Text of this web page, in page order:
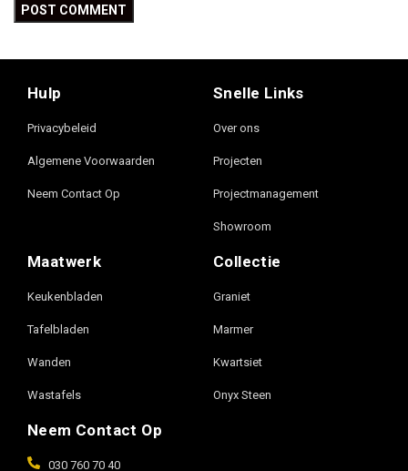
Hulp
Privacybeleid
Algemene Voorwaarden
Neem Contact Op
Snelle Links
Over ons
Projecten
Projectmanagement
Showroom
Maatwerk
Keukenbladen
Tafelbladen
Wanden
Wastafels
Collectie
Graniet
Marmer
Kwartsiet
Onyx Steen
Neem Contact Op
030 760 70 40